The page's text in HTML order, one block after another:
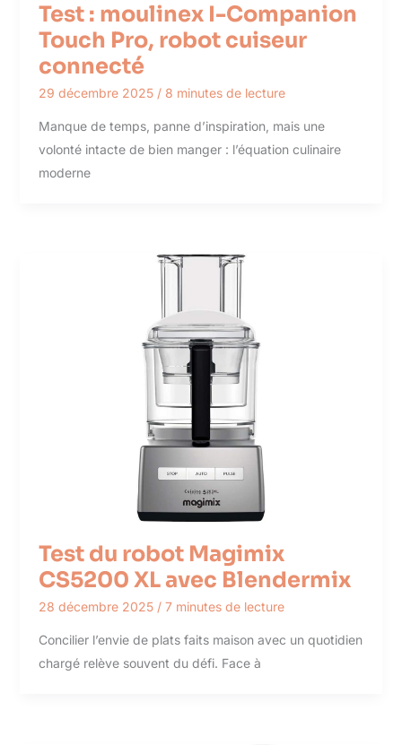
Test : moulinex I-Companion
Touch Pro, robot cuiseur
connecté
29 décembre 2025 / 8 minutes de lecture
Manque de temps, panne d’inspiration, mais une
volonté intacte de bien manger : l’équation culinaire
moderne
Test du robot Magimix
CS5200 XL avec Blendermix
28 décembre 2025 / 7 minutes de lecture
Concilier l’envie de plats faits maison avec un quotidien
chargé relève souvent du défi. Face à